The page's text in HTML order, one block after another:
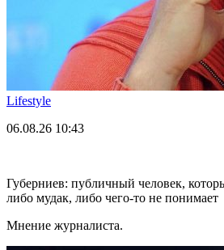
Lifestyle
06.08.26 10:43
Губерниев: публичный человек,
либо мудак, либо чего-то не понимает
Мнение журналиста.